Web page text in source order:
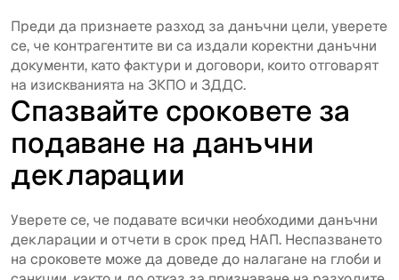
Преди да признаете разход за данъчни цели, уверете
се, че контрагентите ви са издали коректни данъчни
документи, като фактури и договори, които отговарят
на изискванията на ЗКПО и ЗДДС.
Спазвайте сроковете за
подаване на данъчни
декларации
Уверете се, че подавате всички необходими данъчни
декларации и отчети в срок пред НАП. Неспазването
на сроковете може да доведе до налагане на глоби и